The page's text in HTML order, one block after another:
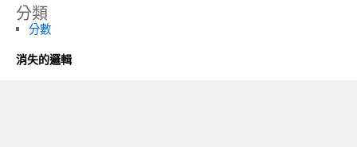
分類
分數
消失的邏輯